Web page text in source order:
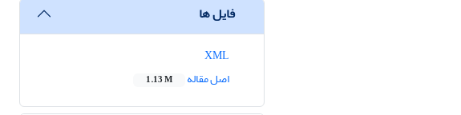
فایل ها
اصل مقاله
1.13 M